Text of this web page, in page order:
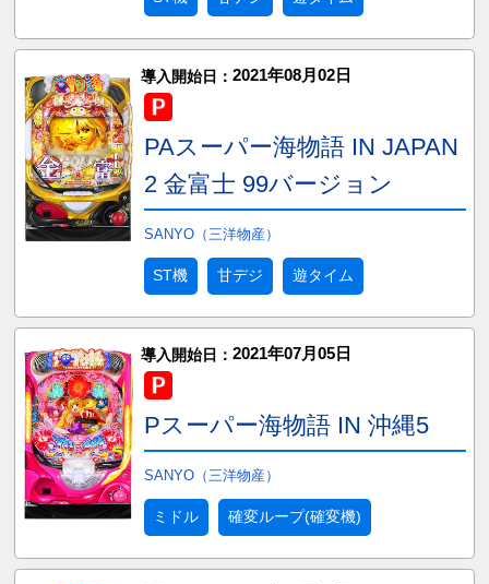
導入開始日： 2021年08月02日
PAスーパー海物語 IN JAPAN
2 金富士 99バージョン
SANYO（三洋物産）
ST機 甘デジ 遊タイム
導入開始日： 2021年07月05日
Pスーパー海物語 IN 沖縄5
SANYO（三洋物産）
ミドル 確変ループ(確変機)